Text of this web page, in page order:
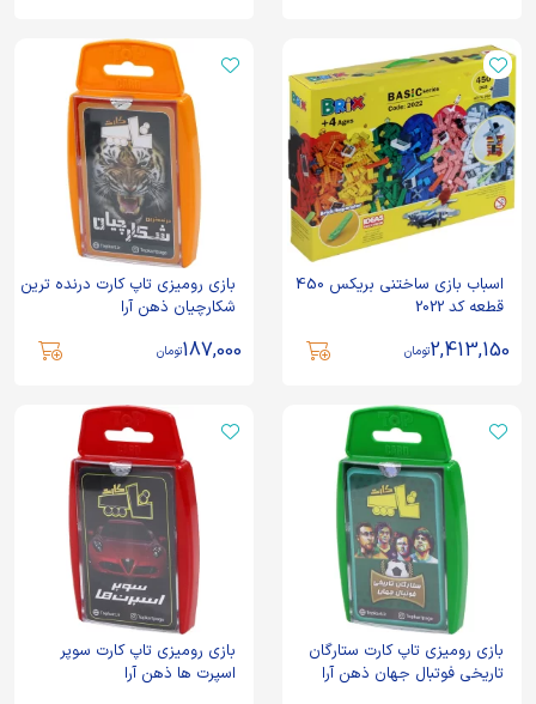
اسباب بازی ساختنی بریکس 450
قطعه کد 2022
2,413,150تومان
بازی رومیزی تاپ کارت درنده ترین
شکارچیان ذهن آرا
187,000تومان
بازی رومیزی تاپ کارت ستارگان
تاریخی فوتبال جهان ذهن آرا
بازی رومیزی تاپ کارت سوپر
اسپرت ها ذهن آرا